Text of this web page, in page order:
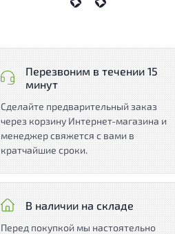
Перезвоним в течении 15
минут
Сделайте предварительный заказ
через корзину Интернет-магазина и
менеджер свяжется с вами в
кратчайшие сроки.
В наличии на складе
Перед покупкой мы настоятельно